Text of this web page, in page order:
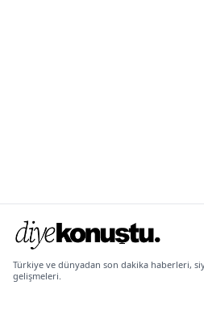
Türkiye ve dünyadan son dakika haberleri,
gelişmeleri.